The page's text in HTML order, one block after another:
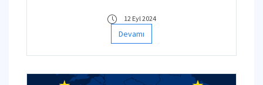
12 Eyl 2024
Devamı